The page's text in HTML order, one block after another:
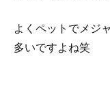
よくペットでメジ
多いですよね笑